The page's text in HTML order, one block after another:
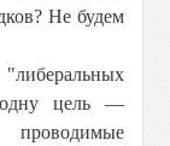
Не будем
одну цель —
проводимые